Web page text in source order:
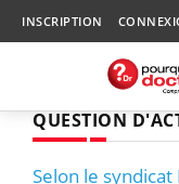
INSCRIPTION
QUESTION
Selon le syndicat